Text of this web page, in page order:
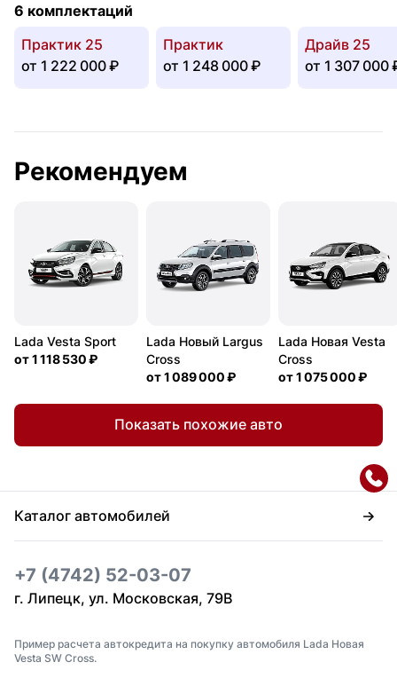
6 комплектаций
Практик 25
от 1 222 000 ₽
Практик
от 1 248 000 ₽
Драйв 25
от 1 307 000
Рекомендуем
Lada Vesta Sport
от1 118 530 ₽
Lada Новый Largus
Cross
от1 089 000 ₽
Lada Новая Vesta
Cross
от1 075 000 ₽
Показать похожие авто
Каталог автомобилей
+7 (4742) 52-03-07
г. Липецк, ул. Московская, 79В
Пример расчета автокредита на покупку автомобиля Lada Новая
Vesta SW Cross.